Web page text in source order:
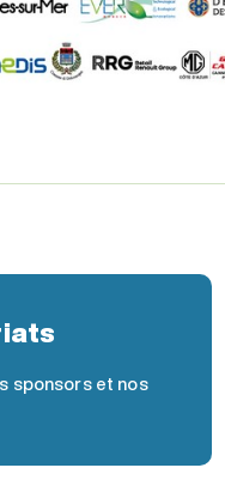
sponsors et nos